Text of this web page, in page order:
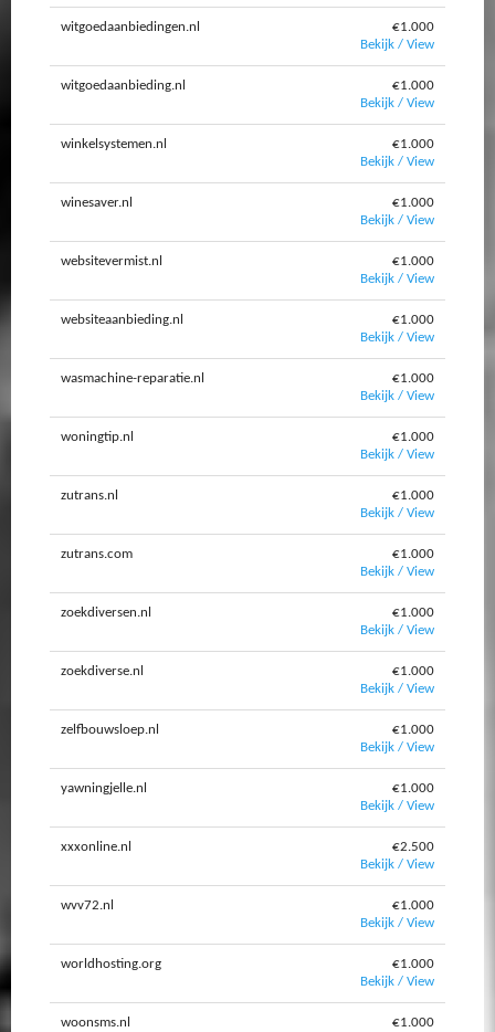
witgoedaanbiedingen.nl
€1.000
Bekijk / View
witgoedaanbieding.nl
€1.000
Bekijk / View
winkelsystemen.nl
€1.000
Bekijk / View
winesaver.nl
€1.000
Bekijk / View
websitevermist.nl
€1.000
Bekijk / View
websiteaanbieding.nl
€1.000
Bekijk / View
wasmachine-reparatie.nl
€1.000
Bekijk / View
woningtip.nl
€1.000
Bekijk / View
zutrans.nl
€1.000
Bekijk / View
zutrans.com
€1.000
Bekijk / View
zoekdiversen.nl
€1.000
Bekijk / View
zoekdiverse.nl
€1.000
Bekijk / View
zelfbouwsloep.nl
€1.000
Bekijk / View
yawningjelle.nl
€1.000
Bekijk / View
xxxonline.nl
€2.500
Bekijk / View
wvv72.nl
€1.000
Bekijk / View
worldhosting.org
€1.000
Bekijk / View
woonsms.nl
€1.000